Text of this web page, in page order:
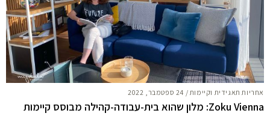
אחריות תאגידית וקיימות / 24 ספטמבר, 2022
Zoku Vienna: מלון שהוא בית-עבודה-קהילה מבוסס קיימות